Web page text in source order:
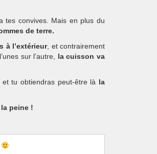
tes convives. Mais en plus du
de terre.
à l’extérieur, et contrairement
sur l’autre,
la cuisson va
tu obtiendras peut-être là la
peine !